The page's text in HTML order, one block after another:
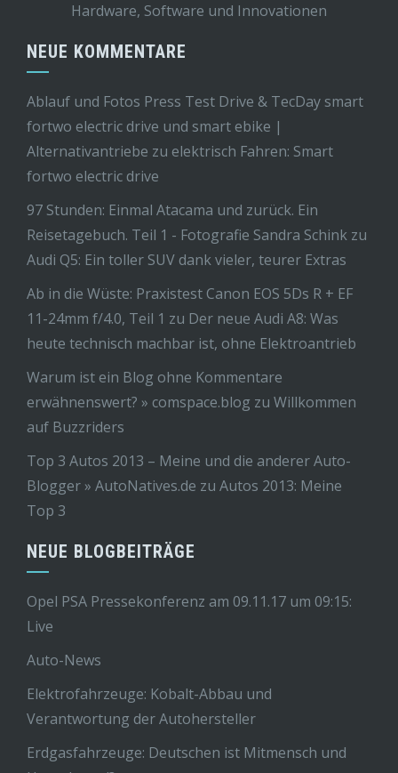
Hardware, Software und Innovationen
NEUE KOMMENTARE
Ablauf und Fotos Press Test Drive & TecDay smart
fortwo electric drive und smart ebike |
Alternativantriebe zu elektrisch Fahren: Smart
fortwo electric drive
97 Stunden: Einmal Atacama und zurück. Ein
Reisetagebuch. Teil 1 - Fotografie Sandra Schink zu
Audi Q5: Ein toller SUV dank vieler, teurer Extras
Ab in die Wüste: Praxistest Canon EOS 5Ds R + EF
11-24mm f/4.0, Teil 1 zu Der neue Audi A8: Was
heute technisch machbar ist, ohne Elektroantrieb
Warum ist ein Blog ohne Kommentare
erwähnenswert? » comspace.blog zu Willkommen
auf Buzzriders
Top 3 Autos 2013 – Meine und die anderer Auto-
Blogger » AutoNatives.de zu Autos 2013: Meine
Top 3
NEUE BLOGBEITRÄGE
Opel PSA Pressekonferenz am 09.11.17 um 09:15:
Live
Auto-News
Elektrofahrzeuge: Kobalt-Abbau und
Verantwortung der Autohersteller
Erdgasfahrzeuge: Deutschen ist Mitmensch und